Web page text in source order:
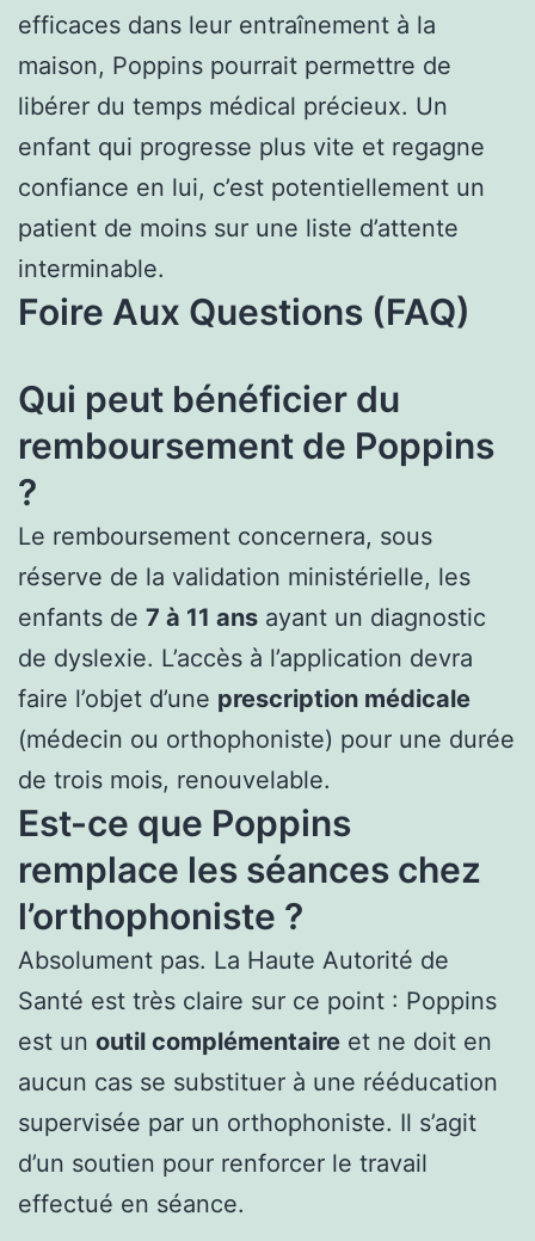
efficaces dans leur entraînement à la
maison, Poppins pourrait permettre de
libérer du temps médical précieux. Un
enfant qui progresse plus vite et regagne
confiance en lui, c’est potentiellement un
patient de moins sur une liste d’attente
interminable.
Foire Aux Questions (FAQ)
Qui peut bénéficier du
remboursement de Poppins
?
Le remboursement concernera, sous
réserve de la validation ministérielle, les
enfants de 7 à 11 ans ayant un diagnostic
de dyslexie. L’accès à l’application devra
faire l’objet d’une prescription médicale
(médecin ou orthophoniste) pour une durée
de trois mois, renouvelable.
Est-ce que Poppins
remplace les séances chez
l’orthophoniste ?
Absolument pas. La Haute Autorité de
Santé est très claire sur ce point : Poppins
est un outil complémentaire et ne doit en
aucun cas se substituer à une rééducation
supervisée par un orthophoniste. Il s’agit
d’un soutien pour renforcer le travail
effectué en séance.